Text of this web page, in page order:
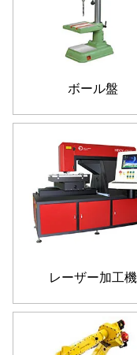
ボール盤
レーザー加工機